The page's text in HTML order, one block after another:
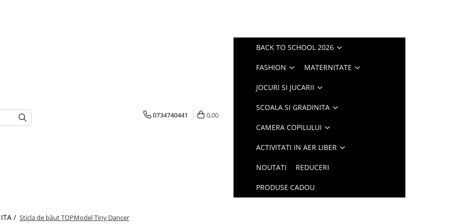
0734740441 0,00
BACK TO SCHOOL 2026
FASHION MATERNITATE
JOCURI SI JUCARII
SCOALA SI GRADINITA
CAMERA COPILULUI
ACTIVITATI IN AER LIBER
NOUTATI REDUCERI
PRODUSE CADOU
/ Sticla de băut TOPModel Tiny Dancer